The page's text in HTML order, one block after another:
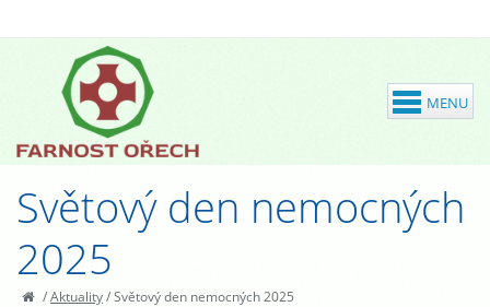
Světový den nemocných
2025
/Aktuality/Světový den nemocných 2025